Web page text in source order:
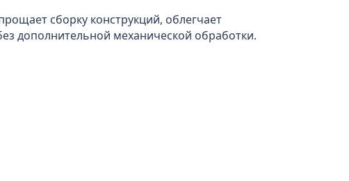
сборку конструкций, облегчает
дополнительной механической обработки.